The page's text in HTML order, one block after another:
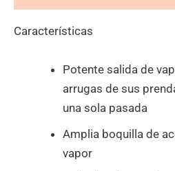
Características
Potente salida de
arrugas de sus
una sola pasada
Amplia boquilla de
vapor